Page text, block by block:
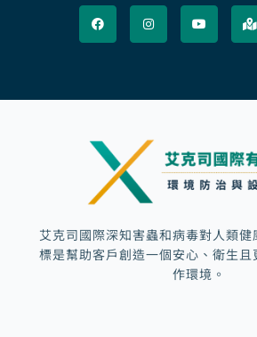
a
c
e
b
n
s
t
a
m
o
u
u
a
p
-
e
l
t
艾克司國際深知害蟲和病毒對人類健
標是幫助客戶創造一個安心、衛生
作環境。